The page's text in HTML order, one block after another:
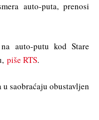
auto-puta, prenosi
auto-putu kod Stare
piše RTS.
saobraćaju obustavljen